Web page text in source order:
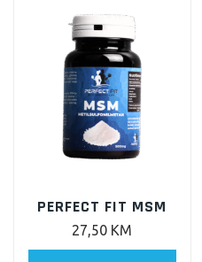
PERFECT FIT MSM
27,50 KM